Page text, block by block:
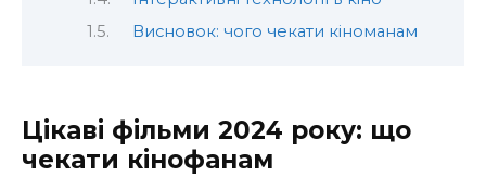
Висновок: чого чекати кіноманам
Цікаві фільми 2024 року: що
чекати кінофанам